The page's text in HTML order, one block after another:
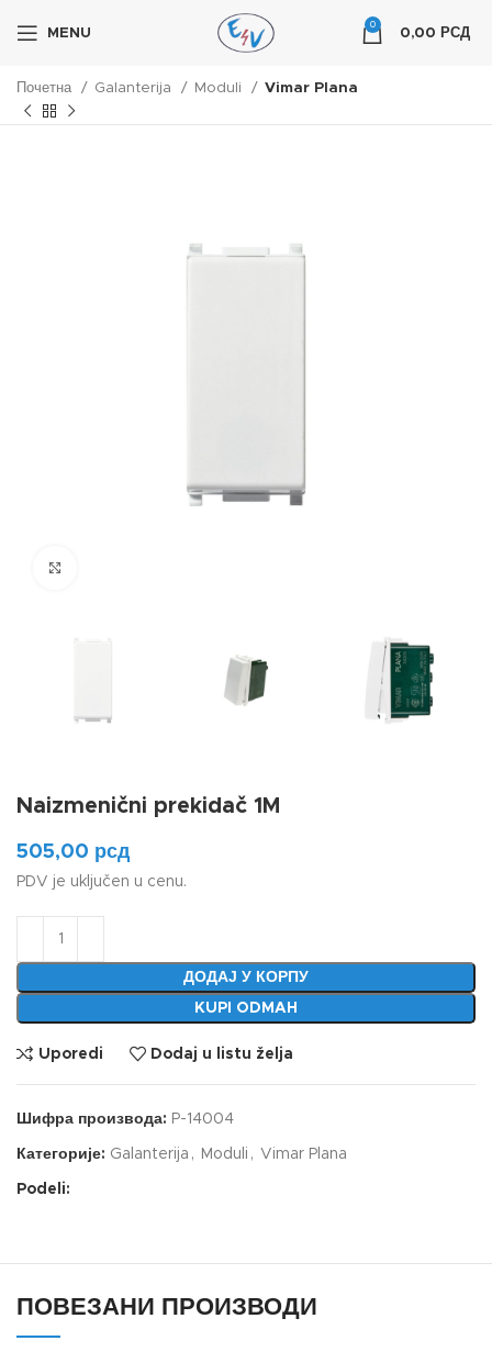
MENU
0
0,00 РСД
Почетна Galanterija Moduli Vimar Plana
Naizmenični prekidač 1M
505,00 рсд
PDV je uključen u cenu.
ДОДАЈ У КОРПУ
KUPI ODMAH
Uporedi Dodaj u listu želja
Шифра производа: P-14004
Категорије: Galanterija , Moduli , Vimar Plana
Podeli:
ПОВЕЗАНИ ПРОИЗВОДИ